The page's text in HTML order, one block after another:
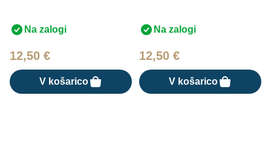
Na zalogi
12,50 €
V košarico
Na zalogi
12,50 €
V košarico